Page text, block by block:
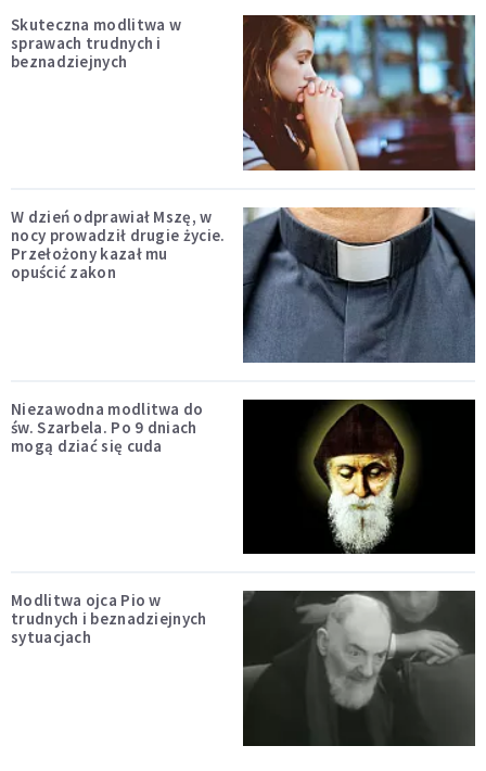
Skuteczna modlitwa w
sprawach trudnych i
beznadziejnych
W dzień odprawiał Mszę, w
nocy prowadził drugie życie.
Przełożony kazał mu
opuścić zakon
Niezawodna modlitwa do
św. Szarbela. Po 9 dniach
mogą dziać się cuda
Modlitwa ojca Pio w
trudnych i beznadziejnych
sytuacjach